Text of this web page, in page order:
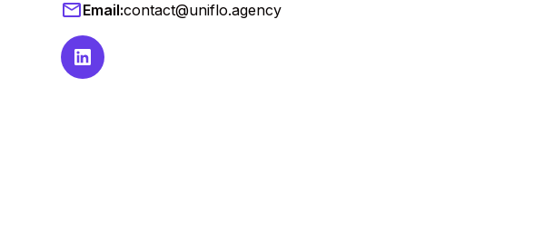
Email:contact@uniflo.agency